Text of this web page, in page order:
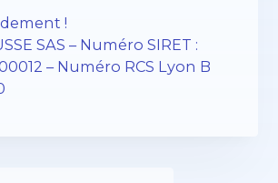
!
SAS – ​​Numéro SIRET :
– Numéro RCS Lyon B